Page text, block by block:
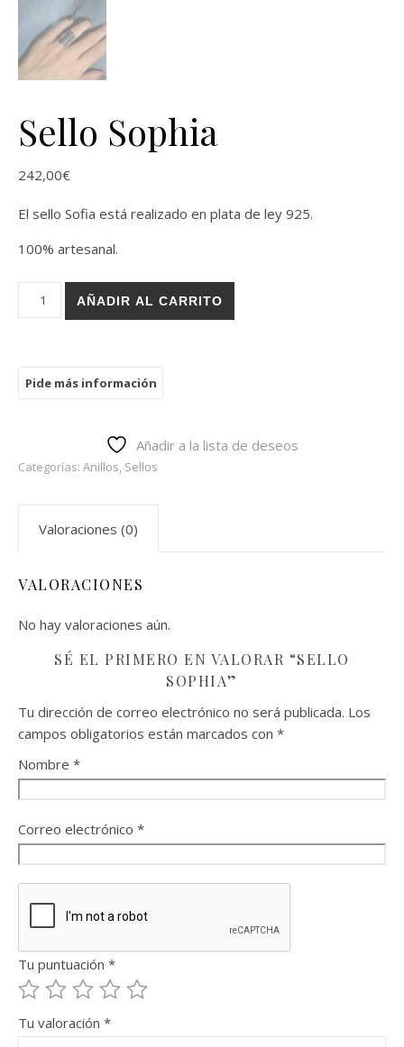
Sello Sophia
242,00€
El sello Sofia está realizado en plata de ley 925.
100% artesanal.
Sello Sophia cantidad
AÑADIR AL CARRITO
Añadir a la lista de deseos
Categorías: Anillos, Sellos
Valoraciones (0)
VALORACIONES
No hay valoraciones aún.
SÉ EL PRIMERO EN VALORAR “SELLO
SOPHIA”
Tu dirección de correo electrónico no será publicada. Los
campos obligatorios están marcados con *
Nombre *
Correo electrónico *
Tu puntuación *
Tu valoración *